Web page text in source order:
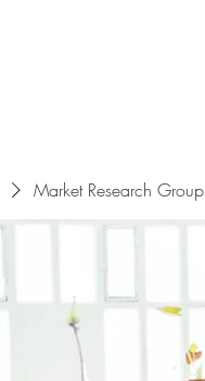
Market Research Group